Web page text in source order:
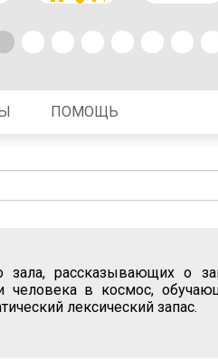
ПОМОЩЬ
рассказывающих о
в космос,
лексический запас.